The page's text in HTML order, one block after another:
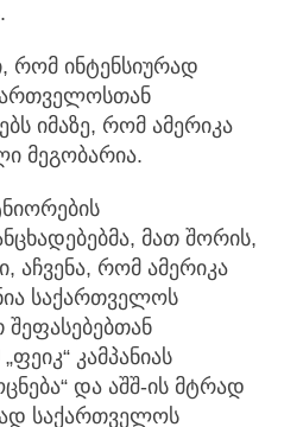
რომ ინტენსიურად
იმაზე, რომ ამერიკა
მეგობარია.
მათ შორის,
აჩვენა, რომ ამერიკა
საქართველოს
კამპანიას
და აშშ-ის მტრად
საქართველოს